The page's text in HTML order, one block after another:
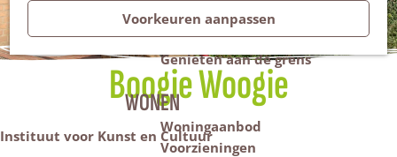
Voorkeuren aanpassen
Volksfeest & Bloemencorso
Promotie evenementen
Genieten aan de grens
WONEN
Woningaanbod
Voorzieningen
Boogie Woogie
Instituut voor Kunst en Cultuur